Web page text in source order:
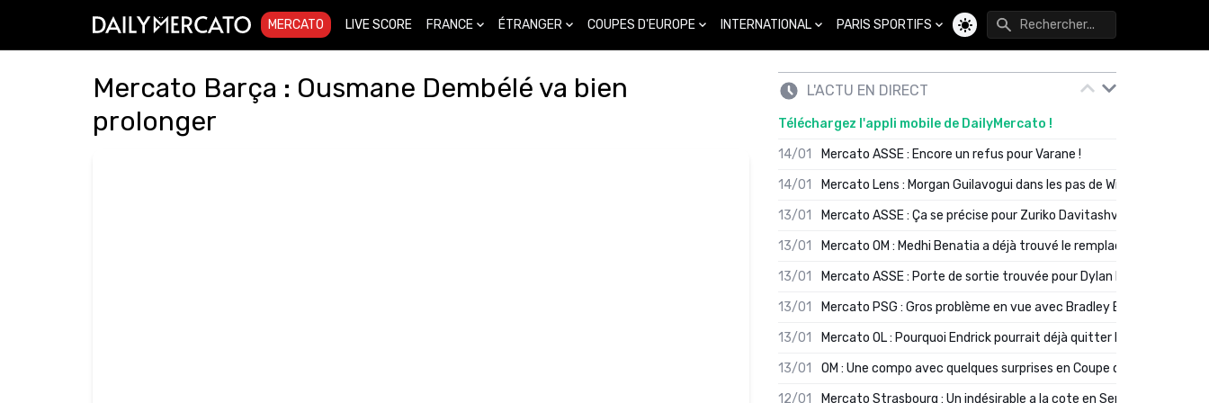
MERCATO LIVE SCORE FRANCE ÉTRANGER COUPES D'EUROPE INTERNATIONAL PARIS SPORTIFS
Changer de thème
Mercato Barça : Ousmane Dembélé va bien
prolonger
L'ACTU EN DIRECT
Téléchargez l'appli mobile de DailyMercato !
14/01
Mercato ASSE : Encore un refus pour Varane !
14/01
Mercato Lens : Morgan Guilavogui dans les pas de Will Still ?
13/01
Mercato ASSE : Ça se précise pour Zuriko Davitashvili
13/01
Mercato OM : Medhi Benatia a déjà trouvé le remplaçant de Robinio
13/01
Mercato ASSE : Porte de sortie trouvée pour Dylan Batubinsika
13/01
Mercato PSG : Gros problème en vue avec Bradley Barcola ?
13/01
Mercato OL : Pourquoi Endrick pourrait déjà quitter Lyon en janvier
13/01
OM : Une compo avec quelques surprises en Coupe de France
12/01
Mercato Strasbourg : Un indésirable a la cote en Serie A